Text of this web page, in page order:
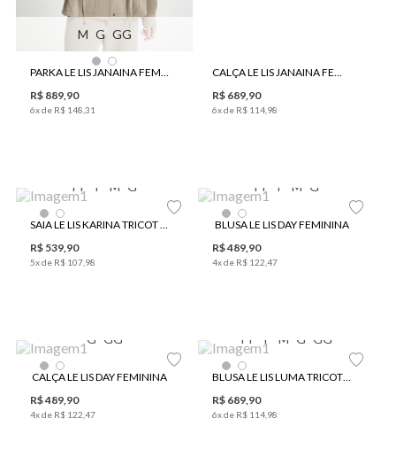
M G GG
PARKA LE LIS JANAINA FEMININA
R$ 889 90
6x de R$ 148 31
CALÇA LE LIS JANAINA FEMININA
R$ 689 90
6x de R$ 114 98
PP P M G
SAIA LE LIS KARINA TRICOT FEMININA
R$ 539 90
5x de R$ 107 98
PP P M G
BLUSA LE LIS DAY FEMININA
R$489 90
4x de R$ 122 47
G GG
CALÇA LE LIS DAY FEMININA
R$489 90
4x de R$ 122 47
PP P M G GG
BLUSA LE LIS LUMA TRICOT FEMININA
R$ 689 90
6x de R$ 114 98